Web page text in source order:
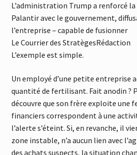
L’administration Trump a renforcé
Palantir avec le gouvernement,
l’entreprise – capable de fusionner
Le Courrier des StratègesRédaction
L’exemple est simple.
Un employé d’une petite entreprise
quantité de fertilisant. Fait anodin ?
découvre que son frère exploite une
financiers correspondent à une
l’alerte s’éteint. Si, en revanche, il
zone instable, n’a aucun lien avec
des achats suspects, la situation